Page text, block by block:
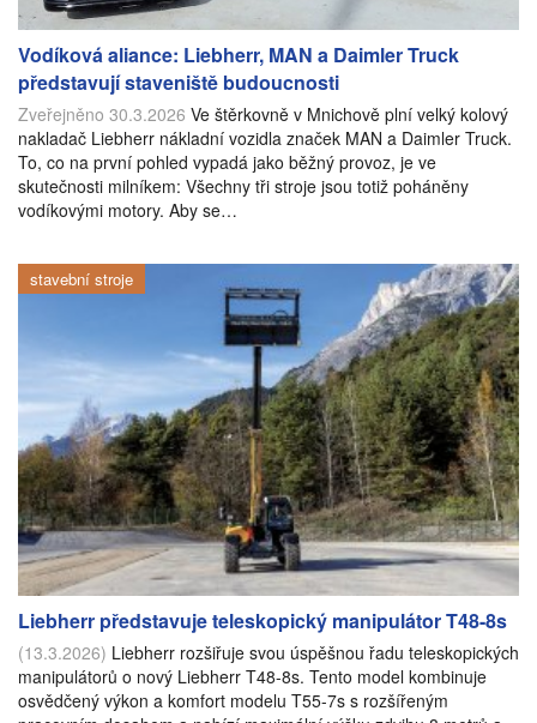
Vodíková aliance: Liebherr, MAN a Daimler Truck
představují staveniště budoucnosti
Zveřejněno 30.3.2026 Ve štěrkovně v Mnichově plní velký kolový
nakladač Liebherr nákladní vozidla značek MAN a Daimler Truck.
To, co na první pohled vypadá jako běžný provoz, je ve
skutečnosti milníkem: Všechny tři stroje jsou totiž poháněny
vodíkovými motory. Aby se…
stavební stroje
Liebherr představuje teleskopický manipulátor T48-8s
(13.3.2026) Liebherr rozšiřuje svou úspěšnou řadu teleskopických
manipulátorů o nový Liebherr T48-8s. Tento model kombinuje
osvědčený výkon a komfort modelu T55-7s s rozšířeným